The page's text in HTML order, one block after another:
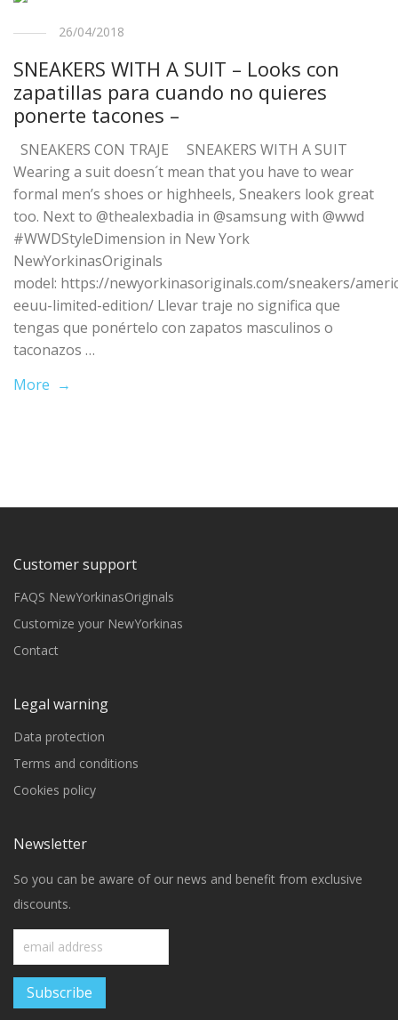
26/04/2018
SNEAKERS WITH A SUIT – Looks con
zapatillas para cuando no quieres
ponerte tacones –
SNEAKERS CON TRAJE SNEAKERS WITH A SUIT
Wearing a suit doesn´t mean that you have to wear
formal men’s shoes or highheels, Sneakers look great
too. Next to @thealexbadia in @samsung with @wwd
#WWDStyleDimension in New York
NewYorkinasOriginals
model: https://newyorkinasoriginals.com/sneakers/
eeuu-limited-edition/ Llevar traje no significa que
tengas que ponértelo con zapatos masculinos o
taconazos …
More →
Customer support
FAQS NewYorkinasOriginals
Customize your NewYorkinas
Contact
Legal warning
Data protection
Terms and conditions
Cookies policy
Newsletter
So you can be aware of our news and benefit from exclusive
discounts.